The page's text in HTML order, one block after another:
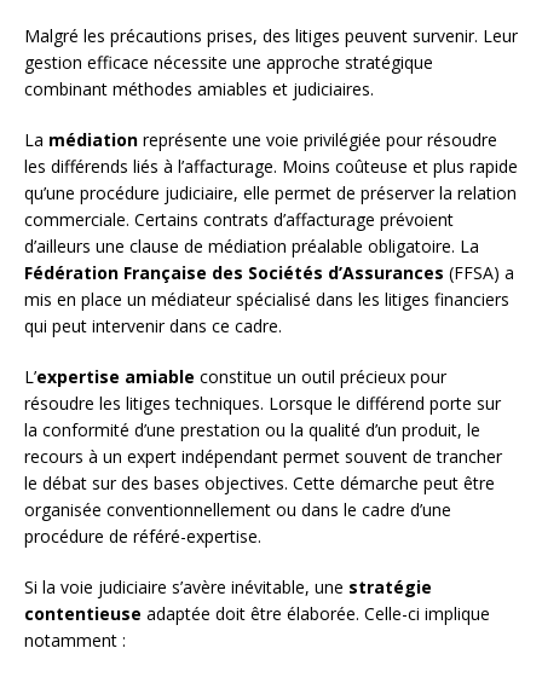
Malgré les précautions prises, des litiges peuvent survenir. Leur
gestion efficace nécessite une approche stratégique
combinant méthodes amiables et judiciaires.
La médiation représente une voie privilégiée pour résoudre
les différends liés à l’affacturage. Moins coûteuse et plus rapide
qu’une procédure judiciaire, elle permet de préserver la relation
commerciale. Certains contrats d’affacturage prévoient
d’ailleurs une clause de médiation préalable obligatoire. La
Fédération Française des Sociétés d’Assurances (FFSA) a
mis en place un médiateur spécialisé dans les litiges financiers
qui peut intervenir dans ce cadre.
L’expertise amiable constitue un outil précieux pour
résoudre les litiges techniques. Lorsque le différend porte sur
la conformité d’une prestation ou la qualité d’un produit, le
recours à un expert indépendant permet souvent de trancher
le débat sur des bases objectives. Cette démarche peut être
organisée conventionnellement ou dans le cadre d’une
procédure de référé-expertise.
Si la voie judiciaire s’avère inévitable, une stratégie
contentieuse adaptée doit être élaborée. Celle-ci implique
notamment :